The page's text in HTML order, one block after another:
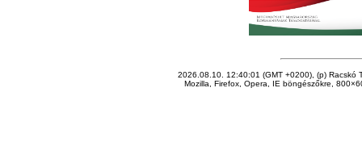
2026.08.10. 12:40:01 (GMT +0200), (p) Racskó
Mozilla, Firefox, Opera, IE böngészőkre,